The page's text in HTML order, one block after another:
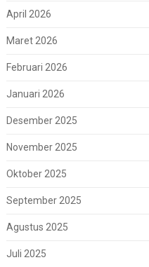
April 2026
Maret 2026
Februari 2026
Januari 2026
Desember 2025
November 2025
Oktober 2025
September 2025
Agustus 2025
Juli 2025